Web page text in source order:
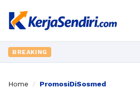
BREAKING
Home / PromosiDiSosmed